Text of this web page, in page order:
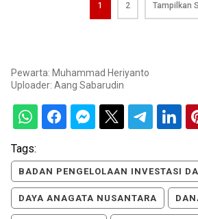
1 2 Tampilkan
Pewarta: Muhammad Heriyanto
Uploader: Aang Sabarudin
Tags:
BADAN PENGELOLAAN INVESTASI
DAYA ANAGATA NUSANTARA